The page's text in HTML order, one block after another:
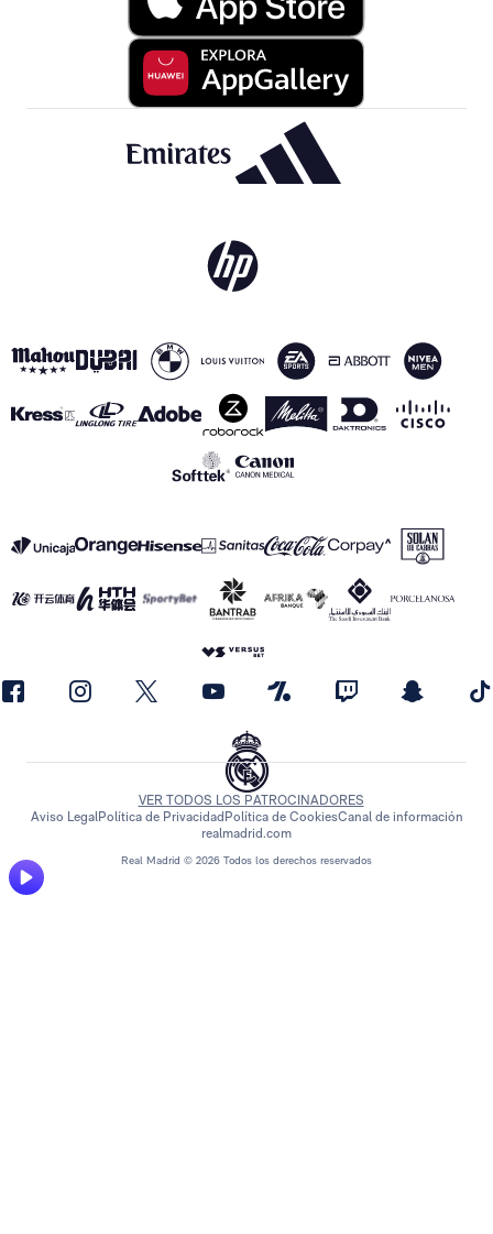
Real Madrid © 2026 Todos los derechos reservados
VER TODOS LOS PATROCINADORES
Aviso LegalPolítica de PrivacidadPolítica de CookiesCanal de información
realmadrid.com